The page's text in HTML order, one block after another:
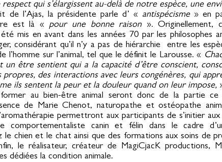
qui s’élargissent au-delà de notre espèce, une
de l’Ajas, la présidente parle d’ « antispécisme» en
est là «pour une bonne raison». Originellement,
mis en avant dans les années 70 par les philosophes
considérant qu’il n’y a pas de hiérarchie entre les
l’homme sur l’animal, tel que le définit le Larousse. «
un être sentient qui a la capacité d’être conscient,
propres, des interactions avec leurs congénères, qui
ils sentent la peur et la douleur quand on leur impose,
au bien-être animal seront donc de la partie ce
de Marie Chenot, naturopathe et ostéopathe
permettront aux participants de s’initier aux
comportementaliste canin et félin dans le cadre
le chien et le chat ainsi que des formations aux soins de
le réalisateur, créateur de MagiCjacK productions,
dédiées la condition animale.